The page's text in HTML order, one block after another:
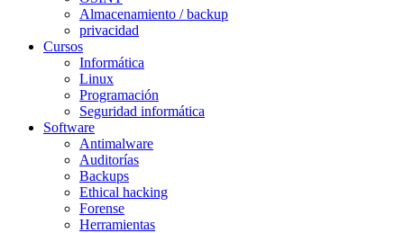
Almacenamiento / backup
privacidad
Cursos
Informática
Linux
Programación
Seguridad informática
Software
Antimalware
Auditorías
Backups
Ethical hacking
Forense
Herramientas